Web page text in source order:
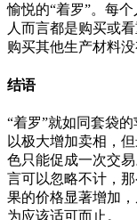
愉悦的“着罗”。每
人而言都是购买或
购买其他生产材料
结语
“着罗”就如同套袋
以极大增加卖相，
色只能促成一次交
言可以忽略不计，
果的价格显著增加
为应该适可而止。